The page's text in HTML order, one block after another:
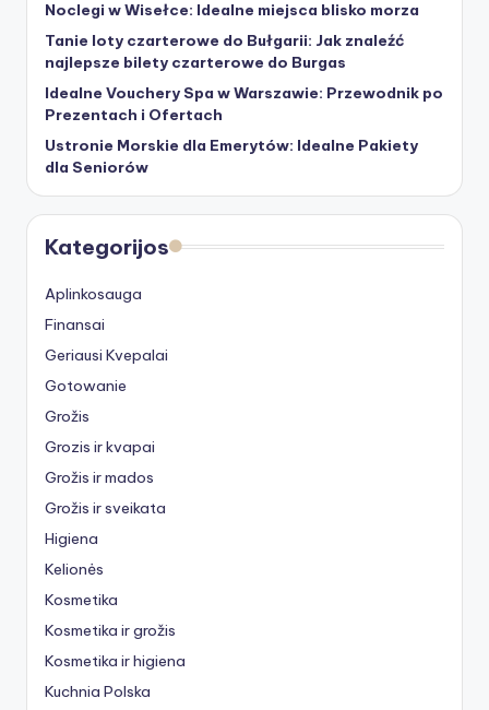
Noclegi w Wisełce: Idealne miejsca blisko morza
Tanie loty czarterowe do Bułgarii: Jak znaleźć
najlepsze bilety czarterowe do Burgas
Idealne Vouchery Spa w Warszawie: Przewodnik po
Prezentach i Ofertach
Ustronie Morskie dla Emerytów: Idealne Pakiety
dla Seniorów
Kategorijos
Aplinkosauga
Finansai
Geriausi Kvepalai
Gotowanie
Grožis
Grozis ir kvapai
Grožis ir mados
Grožis ir sveikata
Higiena
Kelionės
Kosmetika
Kosmetika ir grožis
Kosmetika ir higiena
Kuchnia Polska